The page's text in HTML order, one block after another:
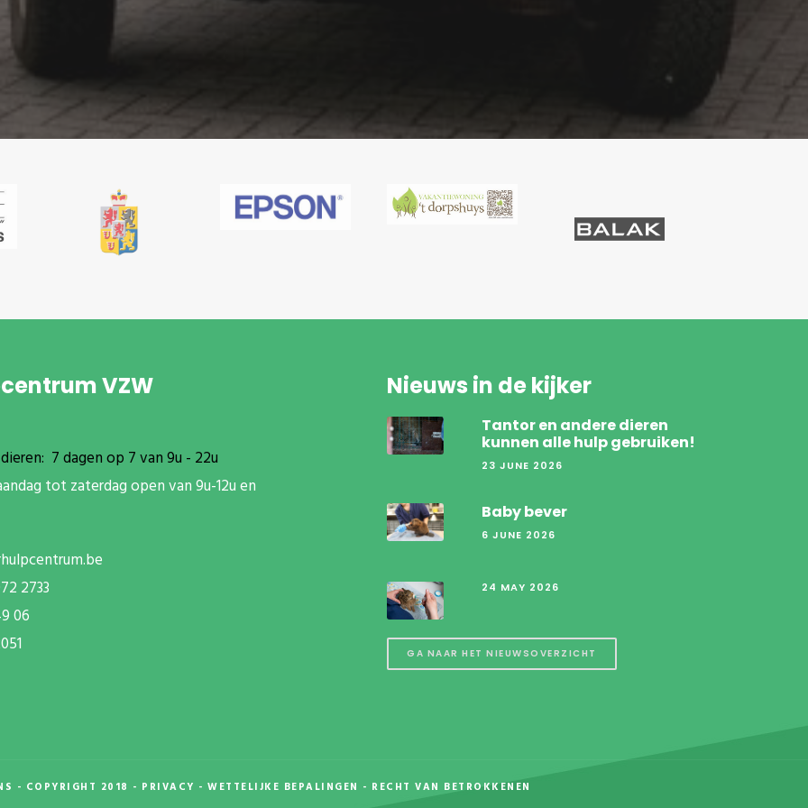
VZW
7 dagen op 7 van 9u - 22u
tot zaterdag open van 9u-12u en
2733
06
Nieuws in de kijker
Tantor en andere dieren
kunnen alle hulp gebruiken!
23 JUNE 2026
Baby bever
6 JUNE 2026
24 MAY 2026
GA NAAR HET NIEUWSOVERZICHT
- COPYRIGHT 2018 - PRIVACY -WETTELIJKE BEPALINGEN - RECHT VAN BETROKKENEN